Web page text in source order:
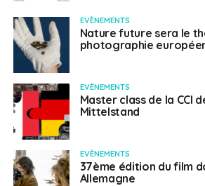
EVÈNEMENTS
Nature future sera le
photographie
EVÈNEMENTS
Master class de la CCI
Mittelstand
EVÈNEMENTS
37ème édition du film
Allemagne